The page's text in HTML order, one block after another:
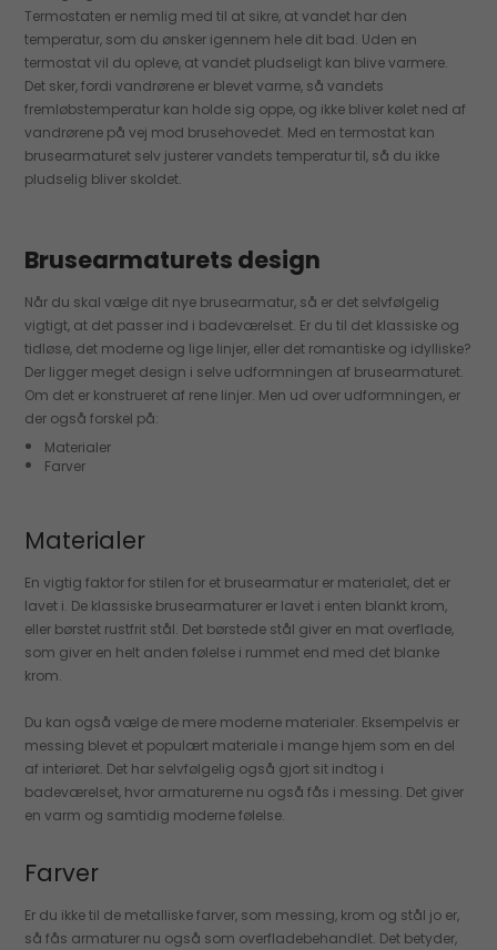
Termostaten er nemlig med til at sikre, at vandet har den
temperatur, som du ønsker igennem hele dit bad. Uden en
termostat vil du opleve, at vandet pludseligt kan blive varmere.
Det sker, fordi vandrørene er blevet varme, så vandets
fremløbstemperatur kan holde sig oppe, og ikke bliver kølet ned af
vandrørene på vej mod brusehovedet. Med en termostat kan
brusearmaturet selv justerer vandets temperatur til, så du ikke
pludselig bliver skoldet.
Brusearmaturets design
Når du skal vælge dit nye brusearmatur, så er det selvfølgelig
vigtigt, at det passer ind i badeværelset. Er du til det klassiske og
tidløse, det moderne og lige linjer, eller det romantiske og idylliske?
Der ligger meget design i selve udformningen af brusearmaturet.
Om det er konstrueret af rene linjer. Men ud over udformningen, er
der også forskel på:
Materialer
Farver
Materialer
En vigtig faktor for stilen for et brusearmatur er materialet, det er
lavet i. De klassiske brusearmaturer er lavet i enten blankt krom,
eller børstet rustfrit stål. Det børstede stål giver en mat overflade,
som giver en helt anden følelse i rummet end med det blanke
krom.
Du kan også vælge de mere moderne materialer. Eksempelvis er
messing blevet et populært materiale i mange hjem som en del
af interiøret. Det har selvfølgelig også gjort sit indtog i
badeværelset, hvor armaturerne nu også fås i messing. Det giver
en varm og samtidig moderne følelse.
Farver
Er du ikke til de metalliske farver, som messing, krom og stål jo er,
så fås armaturer nu også som overfladebehandlet. Det betyder,